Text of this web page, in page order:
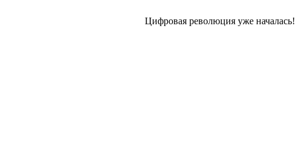
Цифровая революция уже началась!